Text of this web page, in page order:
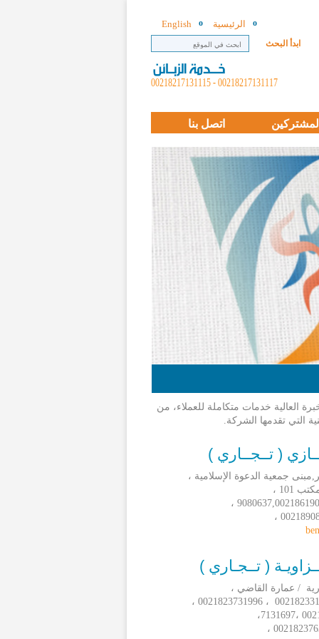
الرئيسية English
ابدأ البحث
00218217131117 - 00218217131115
اتصل بنا
خدمات متكاملة للعملاء، من
التي تقدمها الشركة.
( تــجــاري )
جمعية الدعوة الإسلامية ،
101 ،
( تــجـاري )
/ عمارة القاضي ،